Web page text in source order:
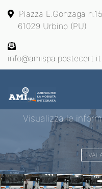
Piazza E.Gonzaga n.15
61029 Urbino (PU)
info@amispa.postecert.it
Main
Visualizza le
VAI
Previous